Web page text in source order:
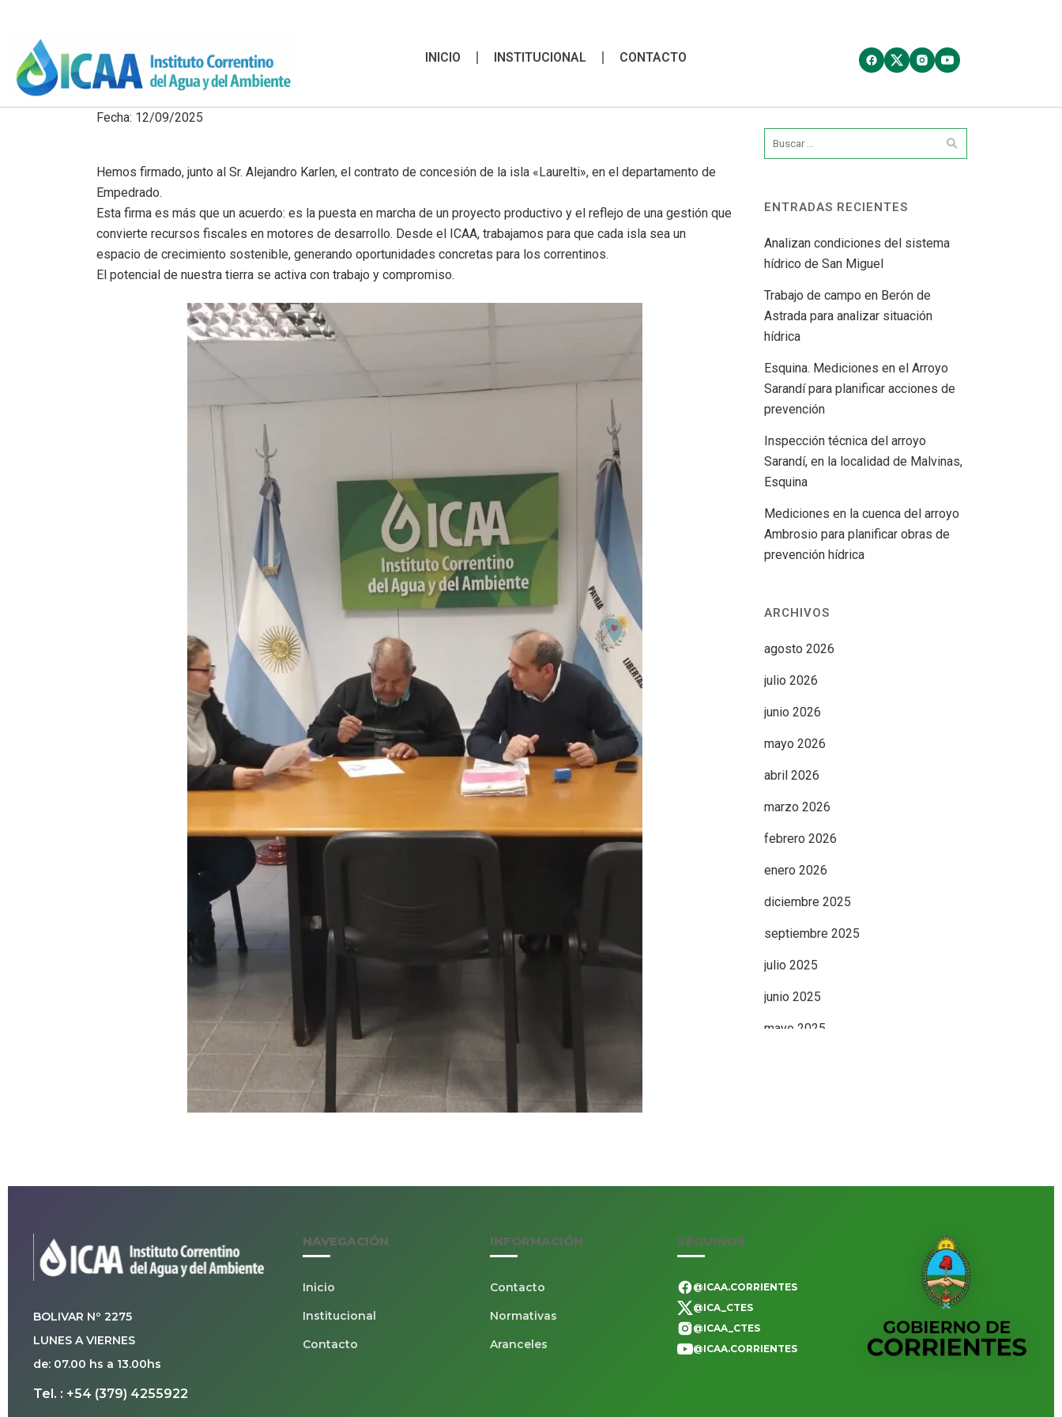
INICIO INSTITUCIONAL CONTACTO
Fecha: 12/09/2025
Hemos firmado, junto al Sr. Alejandro Karlen, el contrato de concesión de la isla «Laurelti», en el departamento de
Empedrado.
Esta firma es más que un acuerdo: es la puesta en marcha de un proyecto productivo y el reflejo de una gestión que
convierte recursos fiscales en motores de desarrollo. Desde el ICAA, trabajamos para que cada isla sea un
espacio de crecimiento sostenible, generando oportunidades concretas para los correntinos.
El potencial de nuestra tierra se activa con trabajo y compromiso.
ENTRADAS RECIENTES
Analizan condiciones del sistema
hídrico de San Miguel
Trabajo de campo en Berón de
Astrada para analizar situación
hídrica
Esquina. Mediciones en el Arroyo
Sarandí para planificar acciones de
prevención
Inspección técnica del arroyo
Sarandí, en la localidad de Malvinas,
Esquina
Mediciones en la cuenca del arroyo
Ambrosio para planificar obras de
prevención hídrica
ARCHIVOS
agosto 2026
julio 2026
junio 2026
mayo 2026
abril 2026
marzo 2026
febrero 2026
enero 2026
diciembre 2025
septiembre 2025
julio 2025
junio 2025
mayo 2025
BOLIVAR Nº 2275
LUNES A VIERNES
de: 07.00 hs a 13.00hs
Tel. : +54 (379) 4255922
NAVEGACIÓN
Inicio
Institucional
Contacto
INFORMACIÓN
Contacto
Normativas
Aranceles
SEGUINOS
@ICAA.CORRIENTES
@ICA_CTES
@ICAA_CTES
@ICAA.CORRIENTES